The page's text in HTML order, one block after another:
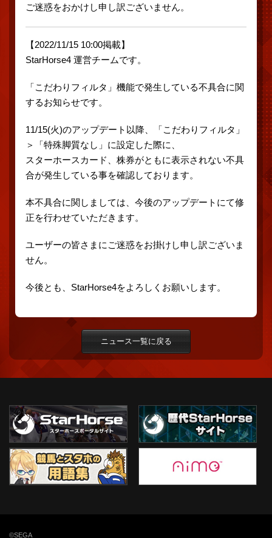
ご迷惑をおかけし申し訳ございません。
【2022/11/15 10:00掲載】
StarHorse4 運営チームです。
「こだわりフィルタ」機能で発生している不具合に関
するお知らせです。
11/15(火)のアップデート以降、「こだわりフィルタ」
＞「特殊脚質なし」に設定した際に、
スターホースカード、株券がともに表示されない不具
合が発生している事を確認しております。
本不具合に関しましては、今後のアップデートにて修
正を行わせていただきます。
ユーザーの皆さまにご迷惑をお掛けし申し訳ございま
せん。
今後とも、StarHorse4をよろしくお願いします。
ニュース一覧に戻る
©SEGA